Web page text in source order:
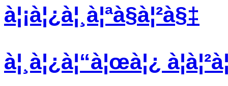
à¦¡à¦¿à¦¸à¦ªà§à¦²à§‡
à¦¸à¦¿à¦“à¦œà¦¿